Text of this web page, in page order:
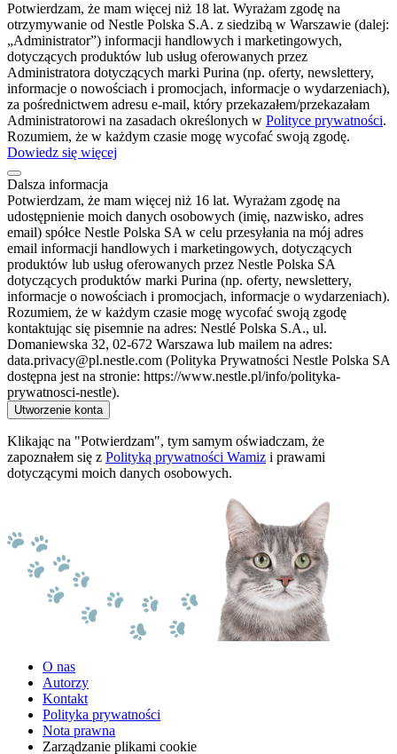
Potwierdzam, że mam więcej niż 18 lat. Wyrażam zgodę na
otrzymywanie od Nestle Polska S.A. z siedzibą w Warszawie (dalej:
„Administrator”) informacji handlowych i marketingowych,
dotyczących produktów lub usług oferowanych przez
Administratora dotyczących marki Purina (np. oferty, newslettery,
informacje o nowościach i promocjach, informacje o wydarzeniach),
za pośrednictwem adresu e-mail, który przekazałem/przekazałam
Administratorowi na zasadach określonych w Polityce prywatności.
Rozumiem, że w każdym czasie mogę wycofać swoją zgodę.
Dowiedz się więcej
Dalsza informacja
Potwierdzam, że mam więcej niż 16 lat. Wyrażam zgodę na
udostępnienie moich danych osobowych (imię, nazwisko, adres
email) spółce Nestle Polska SA w celu przesyłania na mój adres
email informacji handlowych i marketingowych, dotyczących
produktów lub usług oferowanych przez Nestle Polska SA
dotyczących produktów marki Purina (np. oferty, newslettery,
informacje o nowościach i promocjach, informacje o wydarzeniach).
Rozumiem, że w każdym czasie mogę wycofać swoją zgodę
kontaktując się pisemnie na adres: Nestlé Polska S.A., ul.
Domaniewska 32, 02-672 Warszawa lub mailem na adres:
data.privacy@pl.nestle.com (Polityka Prywatności Nestle Polska SA
dostępna jest na stronie: https://www.nestle.pl/info/polityka-
prywatnosci-nestle).
Utworzenie konta
Klikając na "Potwierdzam", tym samym oświadczam, że
zapoznałem się z Polityką prywatności Wamiz i prawami
dotyczącymi moich danych osobowych.
O nas
Autorzy
Kontakt
Polityka prywatności
Nota prawna
Zarządzanie plikami cookie